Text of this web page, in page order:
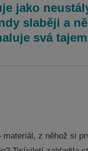
jako
slaběji a
svá
z něhož si